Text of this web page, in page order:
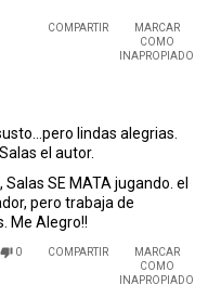
COMPARTIR
MARCAR
COMO
INAPROPIADO
lindas alegrias.
el autor.
SE MATA jugando. el
pero trabaja de
Me Alegro!!
0 COMPARTIR
MARCAR
COMO
INAPROPIADO